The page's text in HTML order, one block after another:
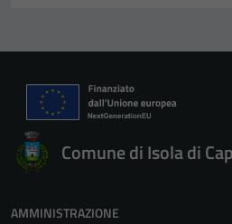
Comune di Isola di
AMMINISTRAZIONE